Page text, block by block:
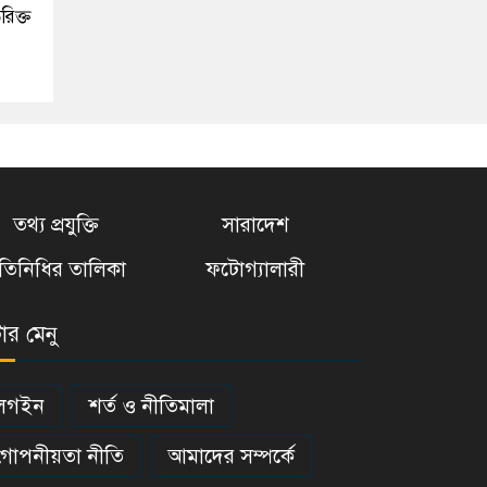
তথ্য প্রযুক্তি
সারাদেশ
তালিকা
ফটোগ্যালারী
মেনু
শর্ত ও নীতিমালা
নীতি
আমাদের সম্পর্কে